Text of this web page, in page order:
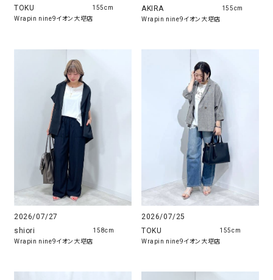
TOKU
Wrapin nine9イオン大塔店
155cm
AKIRA
Wrapin nine9イオン大塔店
155cm
2026/07/27
shiori
Wrapin nine9イオン大塔店
158cm
2026/07/25
TOKU
Wrapin nine9イオン大塔店
155cm